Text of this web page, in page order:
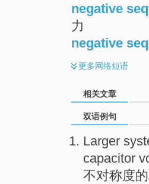
negative
力
negative
更多网络短语
相关文章
双语例句
Larger
capacitor
不对称度